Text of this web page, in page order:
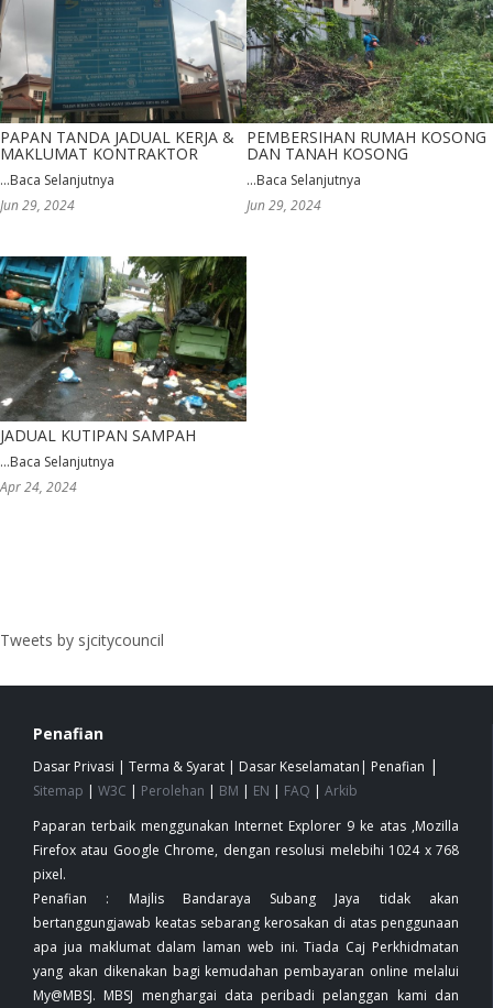
PAPAN TANDA JADUAL KERJA &
MAKLUMAT KONTRAKTOR
...Baca Selanjutnya
Jun 29, 2024
PEMBERSIHAN RUMAH KOSONG
DAN TANAH KOSONG
...Baca Selanjutnya
Jun 29, 2024
JADUAL KUTIPAN SAMPAH
...Baca Selanjutnya
Apr 24, 2024
Tweets by sjcitycouncil
Penafian
Dasar Privasi | Terma & Syarat | Dasar Keselamatan | Penafian |
Sitemap | W3C | Perolehan | BM | EN | FAQ | Arkib
Paparan terbaik menggunakan Internet Explorer 9 ke atas ,Mozilla
Firefox atau Google Chrome, dengan resolusi melebihi 1024 x 768
pixel.
Penafian : Majlis Bandaraya Subang Jaya tidak akan
bertanggungjawab keatas sebarang kerosakan di atas penggunaan
apa jua maklumat dalam laman web ini. Tiada Caj Perkhidmatan
yang akan dikenakan bagi kemudahan pembayaran online melalui
My@MBSJ. MBSJ menghargai data peribadi pelanggan kami dan